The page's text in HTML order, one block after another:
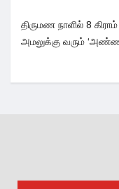
திருமண நாளில் 8
அமலுக்கு வரும்